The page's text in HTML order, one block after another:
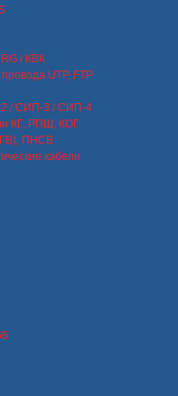
/ КВК
UTP, FTP
2 / СИП-3 / СИП-4
КГ, РПШ, КОГ
ПНСВ
кабели